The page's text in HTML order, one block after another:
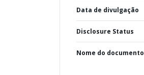
Data de divulgação
Disclosure Status
Nome do documento